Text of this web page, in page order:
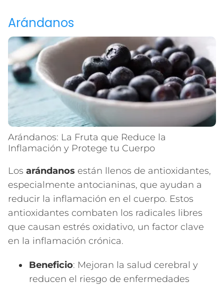
Arándanos
Arándanos: La Fruta que Reduce la
Inflamación y Protege tu Cuerpo
Los arándanos están llenos de antioxidantes,
especialmente antocianinas, que ayudan a
reducir la inflamación en el cuerpo. Estos
antioxidantes combaten los radicales libres
que causan estrés oxidativo, un factor clave
en la inflamación crónica.
Beneficio: Mejoran la salud cerebral y
reducen el riesgo de enfermedades